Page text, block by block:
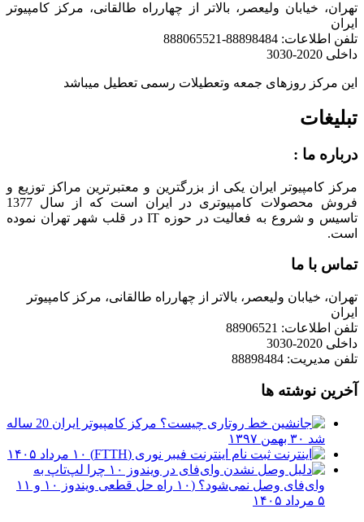
تهران، خیابان ولیعصر، بالاتر از چهارراه طالقانی، مرکز کامپیوتر
ایران
تلفن اطلاعات: 88898484-888065521
داخلی 2020-3030
این مرکز روزهای جمعه وتعطیلات رسمی تعطیل میباشد
تبلیغات
درباره ما :
مرکز کامپیوتر ایران یکی از بزرگترین و معتبرترین مراکز توزیع و
فروش محصولات کامپیوتری در ایران است که از سال 1377
تاسیس و شروع به فعالیت در حوزه IT در قلب شهر تهران نموده
است.
تماس با ما
تهران، خیابان ولیعصر، بالاتر از چهارراه طالقانی، مرکز کامپیوتر
ایران
تلفن اطلاعات: 88906521
داخلی 2020-3030
تلفن مدیریت: 88898484
آخرین نوشته ها
مرکز کامپیوتر ایران 20 ساله
شد ۳۰ بهمن ۱۳۹۷
ثبت نام اینترنت فیبر نوری (FTTH)
۱۰ مرداد ۱۴۰۵
چرا لپ‌تاپ به
وای‌فای وصل نمی‌شود؟ (۱۰ راه حل قطعی ویندوز ۱۰ و ۱۱
۵ مرداد ۱۴۰۵